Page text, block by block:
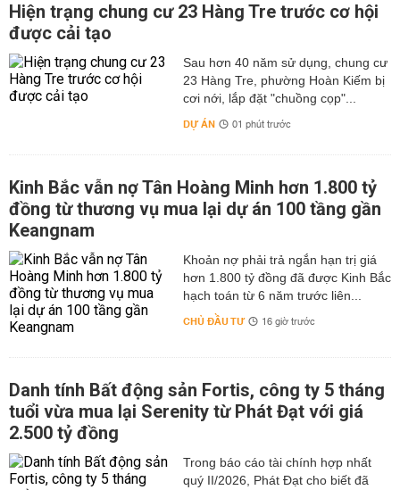
Hiện trạng chung cư 23 Hàng Tre trước cơ hội
được cải tạo
Sau hơn 40 năm sử dụng, chung cư
23 Hàng Tre, phường Hoàn Kiếm bị
cơi nới, lắp đặt "chuồng cọp"...
DỰ ÁN 01 phút trước
Kinh Bắc vẫn nợ Tân Hoàng Minh hơn 1.800 tỷ
đồng từ thương vụ mua lại dự án 100 tầng gần
Keangnam
hơn 1.800 tỷ đồng đã được Kinh Bắc
hạch toán từ 6 năm trước liên...
CHỦ ĐẦU TƯ 16 giờ trước
Danh tính Bất động sản Fortis, công ty 5 tháng
tuổi vừa mua lại Serenity từ Phát Đạt với giá
2.500 tỷ đồng
Trong báo cáo tài chính hợp nhất
quý II/2026, Phát Đạt cho biết đã